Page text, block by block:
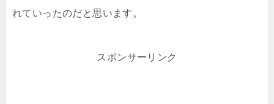
れていったのだと思います。
スポンサーリンク